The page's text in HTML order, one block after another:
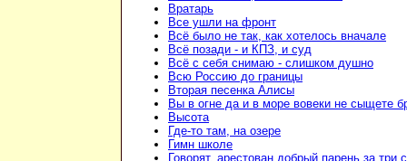
Вратарь
Все ушли на фронт
Всё было не так, как хотелось вначале
Всё позади - и КПЗ, и суд
Всё с себя снимаю - слишком душно
Всю Россию до границы
Вторая песенка Алисы
Вы в огне да и в море вовеки не сыщете
Высота
Где-то там, на озере
Гимн школе
Говорят, арестован добрый парень за три